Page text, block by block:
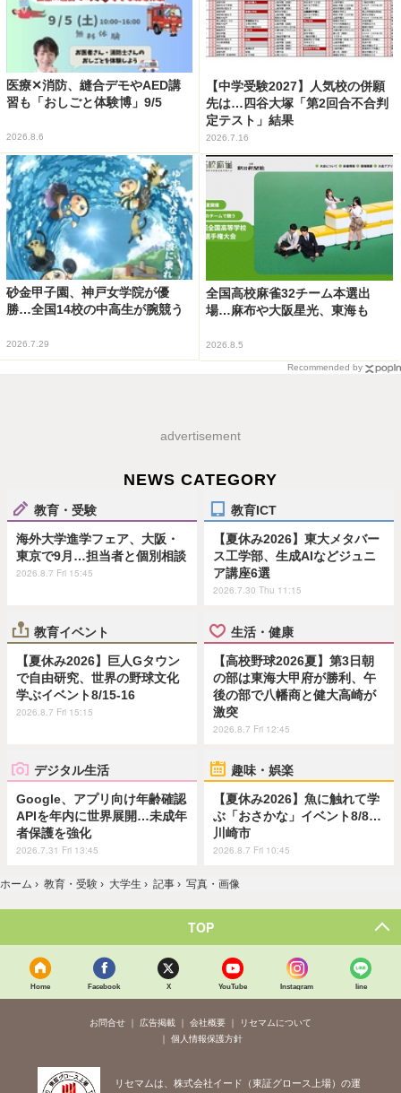
医療✕消防、縫合デモやAED講
習も「おしごと体験博」9/5
2026.8.6
【中学受験2027】人気校の併願
先は…四谷大塚「第2回合不合判
定テスト」結果
2026.7.16
砂金甲子園、神戸女学院が優
勝…全国14校の中高生が腕競う
2026.7.29
全国高校麻雀32チーム本選出
場…麻布や大阪星光、東海も
2026.8.5
Recommended by
advertisement
NEWS CATEGORY
教育・受験
海外大学進学フェア、大阪・
東京で9月…担当者と個別相談
2026.8.7 Fri 15:45
教育ICT
【夏休み2026】東大メタバー
ス工学部、生成AIなどジュニ
ア講座6選
2026.7.30 Thu 11:15
教育イベント
【夏休み2026】巨人Gタウン
で自由研究、世界の野球文化
学ぶイベント8/15-16
2026.8.7 Fri 15:15
生活・健康
【高校野球2026夏】第3日朝
の部は東海大甲府が勝利、午
後の部で八幡商と健大高崎が
激突
2026.8.7 Fri 12:45
デジタル生活
Google、アプリ向け年齢確認
APIを年内に世界展開…未成年
者保護を強化
2026.7.31 Fri 13:45
趣味・娯楽
【夏休み2026】魚に触れて学
ぶ「おさかな」イベント8/8…
川崎市
2026.8.7 Fri 10:45
ホーム › 教育・受験 › 大学生 › 記事 › 写真・画像
TOP
Home Facebook X YouTube Instagram line
お問合せ 広告掲載 会社概要
リセマムについて
個人情報保護方針
リセマムは、株式会社イード（東証グロース上場）の運